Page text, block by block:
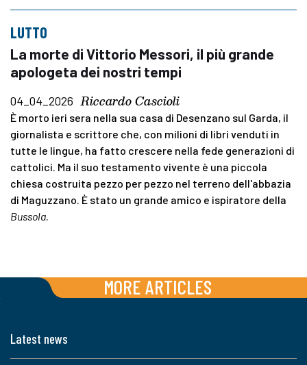
LUTTO
La morte di Vittorio Messori, il più grande
apologeta dei nostri tempi
04_04_2026 Riccardo Cascioli
È morto ieri sera nella sua casa di Desenzano sul Garda, il
giornalista e scrittore che, con milioni di libri venduti in
tutte le lingue, ha fatto crescere nella fede generazioni di
cattolici. Ma il suo testamento vivente è una piccola
chiesa costruita pezzo per pezzo nel terreno dell'abbazia
di Maguzzano. È stato un grande amico e ispiratore della
Bussola.
MORE ARTICLES
Latest news